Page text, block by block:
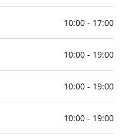
10:00- 17:00
10:00- 19:00
10:00- 19:00
10:00- 19:00